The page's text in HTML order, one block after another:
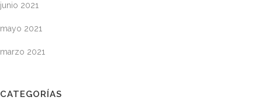
junio 2021
mayo 2021
marzo 2021
CATEGORÍAS